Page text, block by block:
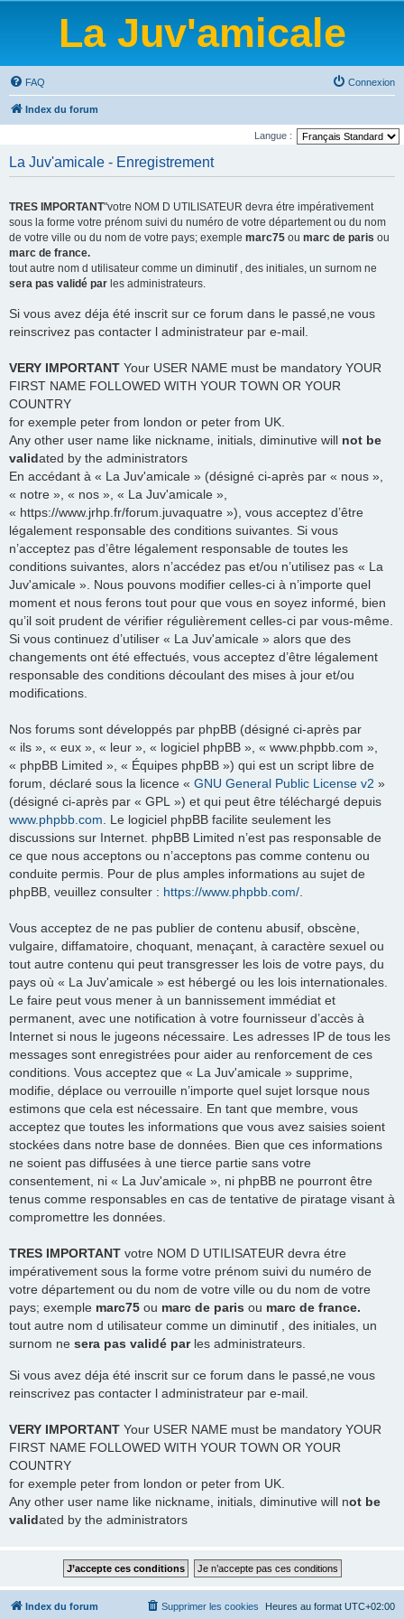
La Juv'amicale
FAQ Connexion
Index du forum
Langue :
La Juv'amicale - Enregistrement
TRES IMPORTANT"votre NOM D UTILISATEUR devra étre impérativement
sous la forme votre prénom suivi du numéro de votre département ou du nom
de votre ville ou du nom de votre pays; exemple marc75 ou marc de paris ou
marc de france.
tout autre nom d utilisateur comme un diminutif , des initiales, un surnom ne
sera pas validé par les administrateurs.
Si vous avez déja été inscrit sur ce forum dans le passé,ne vous
reinscrivez pas contacter l administrateur par e-mail.
VERY IMPORTANT Your USER NAME must be mandatory YOUR
FIRST NAME FOLLOWED WITH YOUR TOWN OR YOUR
COUNTRY
for exemple peter from london or peter from UK.
Any other user name like nickname, initials, diminutive will not be
validated by the administrators
En accédant à « La Juv'amicale » (désigné ci-après par « nous »,
« notre », « nos », « La Juv'amicale »,
« https://www.jrhp.fr/forum.juvaquatre »), vous acceptez d’être
légalement responsable des conditions suivantes. Si vous
n’acceptez pas d’être légalement responsable de toutes les
conditions suivantes, alors n’accédez pas et/ou n’utilisez pas « La
Juv'amicale ». Nous pouvons modifier celles-ci à n’importe quel
moment et nous ferons tout pour que vous en soyez informé, bien
qu’il soit prudent de vérifier régulièrement celles-ci par vous-même.
Si vous continuez d’utiliser « La Juv'amicale » alors que des
changements ont été effectués, vous acceptez d’être légalement
responsable des conditions découlant des mises à jour et/ou
modifications.
Nos forums sont développés par phpBB (désigné ci-après par
« ils », « eux », « leur », « logiciel phpBB », « www.phpbb.com »,
« phpBB Limited », « Équipes phpBB ») qui est un script libre de
forum, déclaré sous la licence « GNU General Public License v2 »
(désigné ci-après par « GPL ») et qui peut être téléchargé depuis
www.phpbb.com. Le logiciel phpBB facilite seulement les
discussions sur Internet. phpBB Limited n’est pas responsable de
ce que nous acceptons ou n’acceptons pas comme contenu ou
conduite permis. Pour de plus amples informations au sujet de
phpBB, veuillez consulter : https://www.phpbb.com/.
Vous acceptez de ne pas publier de contenu abusif, obscène,
vulgaire, diffamatoire, choquant, menaçant, à caractère sexuel ou
tout autre contenu qui peut transgresser les lois de votre pays, du
pays où « La Juv'amicale » est hébergé ou les lois internationales.
Le faire peut vous mener à un bannissement immédiat et
permanent, avec une notification à votre fournisseur d’accès à
Internet si nous le jugeons nécessaire. Les adresses IP de tous les
messages sont enregistrées pour aider au renforcement de ces
conditions. Vous acceptez que « La Juv'amicale » supprime,
modifie, déplace ou verrouille n’importe quel sujet lorsque nous
estimons que cela est nécessaire. En tant que membre, vous
acceptez que toutes les informations que vous avez saisies soient
stockées dans notre base de données. Bien que ces informations
ne soient pas diffusées à une tierce partie sans votre
consentement, ni « La Juv'amicale », ni phpBB ne pourront être
tenus comme responsables en cas de tentative de piratage visant à
compromettre les données.
TRES IMPORTANT votre NOM D UTILISATEUR devra étre
impérativement sous la forme votre prénom suivi du numéro de
votre département ou du nom de votre ville ou du nom de votre
pays; exemple marc75 ou marc de paris ou marc de france.
tout autre nom d utilisateur comme un diminutif , des initiales, un
surnom ne sera pas validé parles administrateurs.
Si vous avez déja été inscrit sur ce forum dans le passé,ne vous
reinscrivez pas contacter l administrateur par e-mail.
VERY IMPORTANT Your USER NAME must be mandatory YOUR
FIRST NAME FOLLOWED WITH YOUR TOWN OR YOUR
COUNTRY
for exemple peter from london or peter from UK.
Any other user name like nickname, initials, diminutive will not be
validated by the administrators
Index du forum Heures au format UTC+02:00
Supprimer les cookies